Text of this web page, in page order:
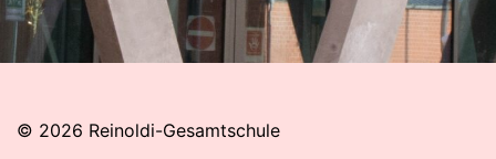
© 2026 Reinoldi-Gesamtschule